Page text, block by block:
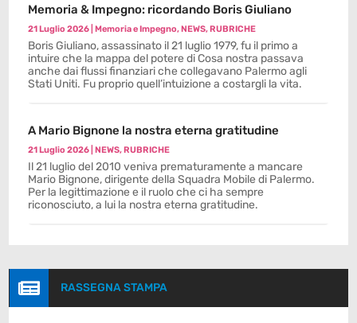
Memoria & Impegno: ricordando Boris Giuliano
21 Luglio 2026 |Memoria e Impegno,NEWS,RUBRICHE
Boris Giuliano, assassinato il 21 luglio 1979, fu il primo a
intuire che la mappa del potere di Cosa nostra passava
anche dai flussi finanziari che collegavano Palermo agli
Stati Uniti. Fu proprio quell’intuizione a costargli la vita.
A Mario Bignone la nostra eterna gratitudine
21 Luglio 2026 |NEWS,RUBRICHE
Il 21 luglio del 2010 veniva prematuramente a mancare
Mario Bignone, dirigente della Squadra Mobile di Palermo.
Per la legittimazione e il ruolo che ci ha sempre
riconosciuto, a lui la nostra eterna gratitudine.
 RASSEGNA STAMPA